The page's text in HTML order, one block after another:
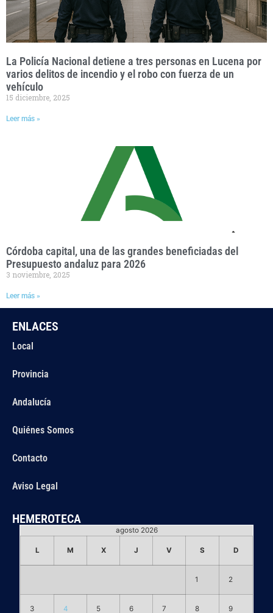
La Policía Nacional detiene a tres personas en Lucena por
varios delitos de incendio y el robo con fuerza de un
vehículo
15 diciembre, 2025
Leer más »
Córdoba capital, una de las grandes beneficiadas del
Presupuesto andaluz para 2026
3 noviembre, 2025
Leer más »
ENLACES
Local
Provincia
Andalucía
Quiénes Somos
Contacto
Aviso Legal
HEMEROTECA
agosto 2026
L M X J V S D
1 2
3 4 5 6 7 8 9